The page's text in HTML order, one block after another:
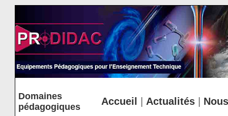
Domaines
pédagogiques
Accueil Actualités|
Cookies management panel